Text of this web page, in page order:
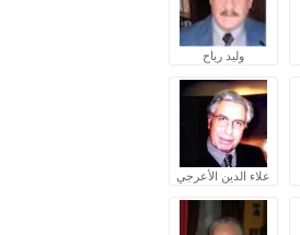
وليد رباح
علاء الدين الأعرجي